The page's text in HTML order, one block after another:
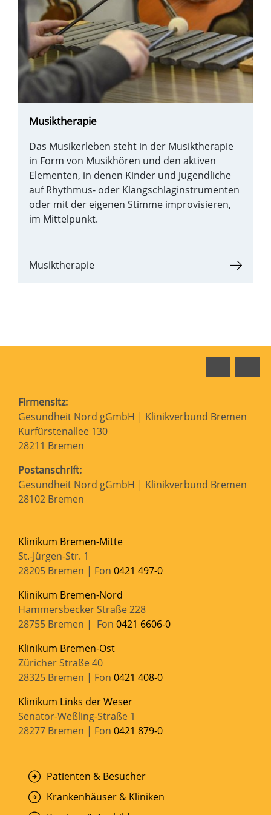
Musiktherapie
Das Musikerleben steht in der Musiktherapie
in Form von Musikhören und den aktiven
Elementen, in denen Kinder und Jugendliche
auf Rhythmus- oder Klangschlaginstrumenten
oder mit der eigenen Stimme improvisieren,
im Mittelpunkt.
Musiktherapie
Firmensitz:
Gesundheit Nord gGmbH | Klinikverbund Bremen
Kurfürstenallee 130
28211 Bremen
Postanschrift:
Gesundheit Nord gGmbH | Klinikverbund Bremen
28102 Bremen
Klinikum Bremen-Mitte
St.-Jürgen-Str. 1
28205 Bremen | Fon 0421 497-0
Klinikum Bremen-Nord
Hammersbecker Straße 228
28755 Bremen | Fon 0421 6606-0
Klinikum Bremen-Ost
Züricher Straße 40
28325 Bremen | Fon 0421 408-0
Klinikum Links der Weser
Senator-Weßling-Straße 1
28277 Bremen | Fon 0421 879-0
Patienten & Besucher
Krankenhäuser & Kliniken